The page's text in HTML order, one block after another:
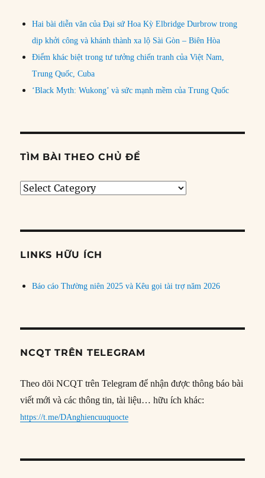
Hai bài diễn văn của Đại sứ Hoa Kỳ Elbridge Durbrow trong
dịp khởi công và khánh thành xa lộ Sài Gòn – Biên Hòa
Điểm khác biệt trong tư tưởng chiến tranh của Việt Nam,
Trung Quốc, Cuba
‘Black Myth: Wukong’ và sức mạnh mềm của Trung Quốc
TÌM BÀI THEO CHỦ ĐỀ
Tìm
đề
LINKS HỮU ÍCH
Báo cáo Thường niên 2025 và Kêu gọi tài trợ năm 2026
NCQT TRÊN TELEGRAM
Theo dõi NCQT trên Telegram để nhận được thông báo bài
viết mới và các thông tin, tài liệu… hữu ích khác:
https://t.me/DAnghiencuuquocte